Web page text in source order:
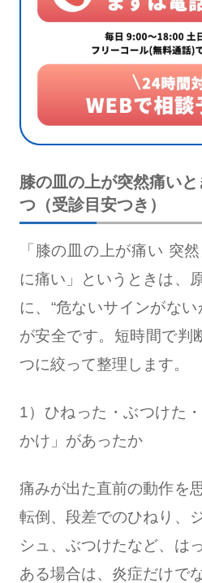
膝の皿の上が突然痛い
つ（受診目安つき）
「膝の皿の上が痛い 突
に痛い」というときは、
に、“危ないサインがな
が安全です。短時間で判
つに絞って整理します。
1）ひねった・ぶつけた
かけ」があったか
痛みが出た直前の動作を
転倒、段差でのひねり、
シュ、ぶつけたなど、は
ある場合は、炎症だけで